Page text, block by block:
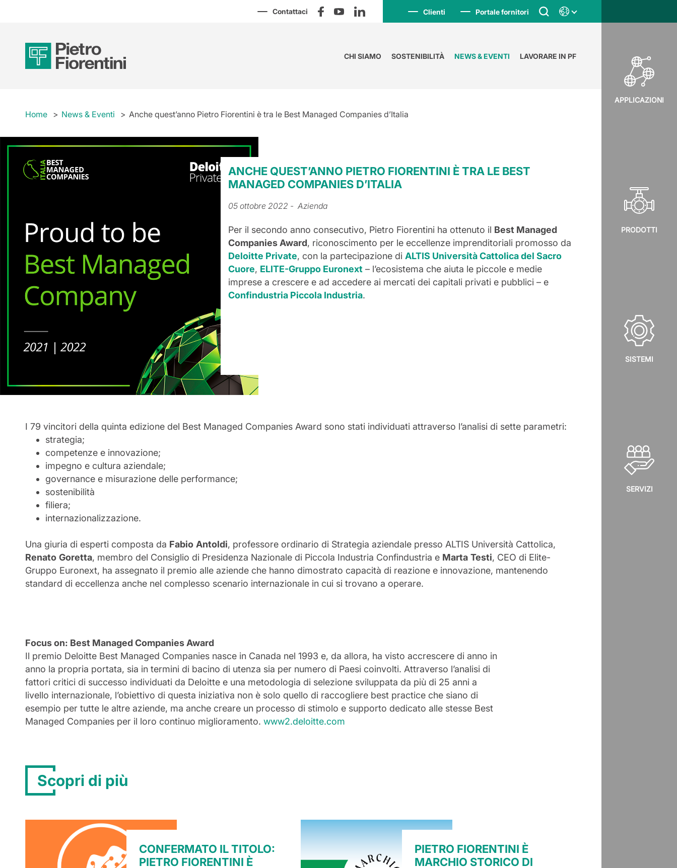
Contattaci Clienti Portale fornitori
CHI SIAMO SOSTENIBILITÀ NEWS & EVENTI LAVORARE IN PF
APPLICAZIONI
PRODOTTI
SISTEMI
SERVIZI
Home News & Eventi Anche quest’anno Pietro Fiorentini è tra le Best Managed Companies d’Italia
ANCHE QUEST’ANNO PIETRO FIORENTINI È TRA LE BEST
MANAGED COMPANIES D’ITALIA
05 ottobre 2022 - Azienda
Per il secondo anno consecutivo, Pietro Fiorentini ha ottenuto il Best Managed
Companies Award, riconoscimento per le eccellenze imprenditoriali promosso da
Deloitte Private, con la partecipazione diALTIS Università Cattolica del Sacro
Cuore, ELITE-Gruppo Euronext – l’ecosistema che aiuta le piccole e medie
imprese a crescere e ad accedere ai mercati dei capitali privati e pubblici – e
Confindustria Piccola Industria.
I 79 vincitori della quinta edizione del Best Managed Companies Award sono stati individuati attraverso l’analisi di sette parametri:
strategia;
competenze e innovazione;
impegno e cultura aziendale;
governance e misurazione delle performance;
sostenibilità
filiera;
internazionalizzazione.
Una giuria di esperti composta da Fabio Antoldi, professore ordinario di Strategia aziendale presso ALTIS Università Cattolica,
Renato Goretta, membro del Consiglio di Presidenza Nazionale di Piccola Industria Confindustria e Marta Testi, CEO di Elite-
Gruppo Euronext, ha assegnato il premio alle aziende che hanno dimostrato capacità di reazione e innovazione, mantenendo
standard di eccellenza anche nel complesso scenario internazionale in cui si trovano a operare.
Focus on: Best Managed Companies Award
Il premio Deloitte Best Managed Companies nasce in Canada nel 1993 e, da allora, ha visto accrescere di anno in
anno la propria portata, sia in termini di bacino di utenza sia per numero di Paesi coinvolti. Attraverso l’analisi di
fattori critici di successo individuati da Deloitte e una metodologia di selezione sviluppata da più di 25 anni a
livello internazionale, l’obiettivo di questa iniziativa non è solo quello di raccogliere best practice che siano di
esempio per tutte le altre aziende, ma anche creare un processo di stimolo e supporto dedicato alle stesse Best
Managed Companies per il loro continuo miglioramento. www2.deloitte.com
Scopri di più
CONFERMATO IL TITOLO:
PIETRO FIORENTINI È
PIETRO FIORENTINI È
MARCHIO STORICO DI